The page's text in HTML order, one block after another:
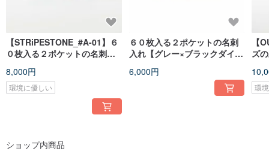
【STRiPESTONE_#A-01】６
０枚入る２ポケットの名刺入
8,000円
環境に優しい
６０枚入る２ポケットの名刺
入れ【グレー×ブラックダイヤ
6,000円
【
ズ
環
ショップ内商品